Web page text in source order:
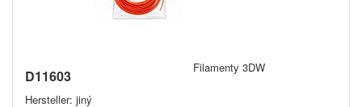
D11603
Hersteller: jiný
Filamenty 3DW